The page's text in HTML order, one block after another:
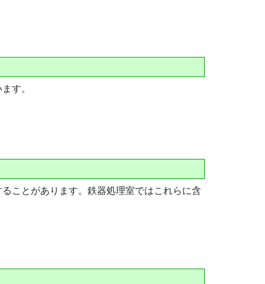
す。
ことがあります。鉄器処理室ではこれらに含